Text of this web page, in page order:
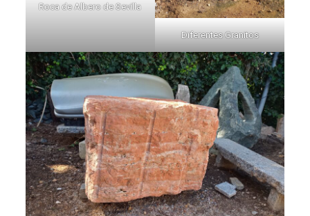
Roca de Albero de Sevilla
Diferentes Granitos